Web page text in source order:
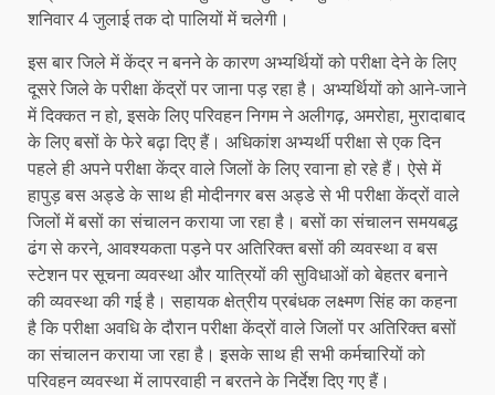
शनिवार 4 जुलाई तक दो पालियों में चलेगी।
इस बार जिले में केंद्र न बनने के कारण अभ्यर्थियों को परीक्षा देने के लिए
दूसरे जिले के परीक्षा केंद्रों पर जाना पड़ रहा है। अभ्यर्थियों को आने-जाने
में दिक्कत न हो, इसके लिए परिवहन निगम ने अलीगढ़, अमरोहा, मुरादाबाद
के लिए बसों के फेरे बढ़ा दिए हैं। अधिकांश अभ्यर्थी परीक्षा से एक दिन
पहले ही अपने परीक्षा केंद्र वाले जिलों के लिए रवाना हो रहे हैं। ऐसे में
हापुड़ बस अड्डे के साथ ही मोदीनगर बस अड्डे से भी परीक्षा केंद्रों वाले
जिलों में बसों का संचालन कराया जा रहा है। बसों का संचालन समयबद्ध
ढंग से करने, आवश्यकता पड़ने पर अतिरिक्त बसों की व्यवस्था व बस
स्टेशन पर सूचना व्यवस्था और यात्रियों की सुविधाओं को बेहतर बनाने
की व्यवस्था की गई है। सहायक क्षेत्रीय प्रबंधक लक्ष्मण सिंह का कहना
है कि परीक्षा अवधि के दौरान परीक्षा केंद्रों वाले जिलों पर अतिरिक्त बसों
का संचालन कराया जा रहा है। इसके साथ ही सभी कर्मचारियों को
परिवहन व्यवस्था में लापरवाही न बरतने के निर्देश दिए गए हैं।